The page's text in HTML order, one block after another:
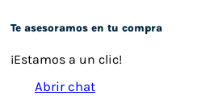
Te asesoramos en tu compra
¡Estamos a un clic!
Abrir chat